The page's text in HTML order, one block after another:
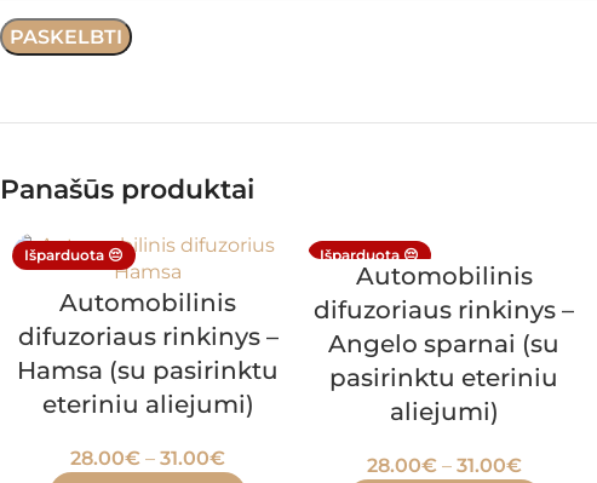
Panašūs produktai
Išparduota 😔
Automobilinis
difuzoriaus rinkinys –
Hamsa (su pasirinktu
eteriniu aliejumi)
28.00€ – 31.00€
Išparduota 😔
Automobilinis
difuzoriaus rinkinys –
Angelo sparnai (su
pasirinktu eteriniu
aliejumi)
28.00€ – 31.00€